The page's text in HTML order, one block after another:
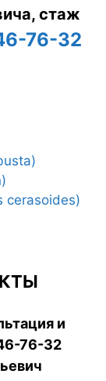
стаж
76-32
cerasoides)
и
76-32